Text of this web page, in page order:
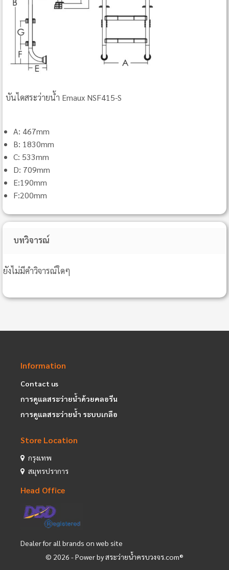
บันไดสระว่ายน้ำ Emaux NSF415-S
A: 467mm
B: 1830mm
C: 533mm
D: 709mm
E:190mm
F:200mm
บทวิจารณ์
ยังไม่มีคำวิจารณ์ใดๆ
Information
Contact us
การดูแลสระว่ายน้ำด้วยคลอรีน
การดูแลสระว่ายน้ำ ระบบเกลือ
Store Location
กรุงเทพ
สมุทรปราการ
Head Office
Dealer for all brands on web site
© 2026 - Power by สระว่ายน้ำครบวงจร.com®